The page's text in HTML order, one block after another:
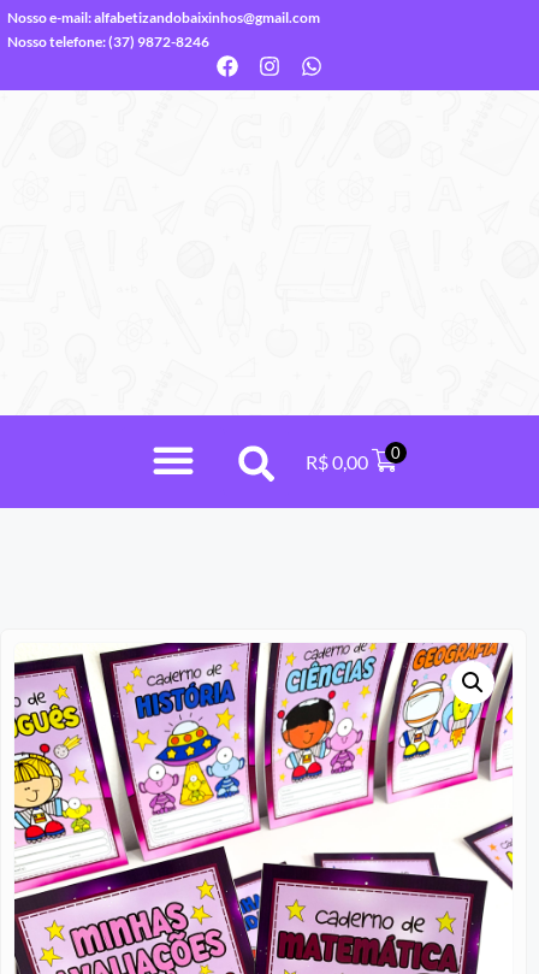
Nosso e-mail:alfabetizandobaixinhos@gmail.com
Nosso telefone: (37) 9872-8246
R$0,00 0